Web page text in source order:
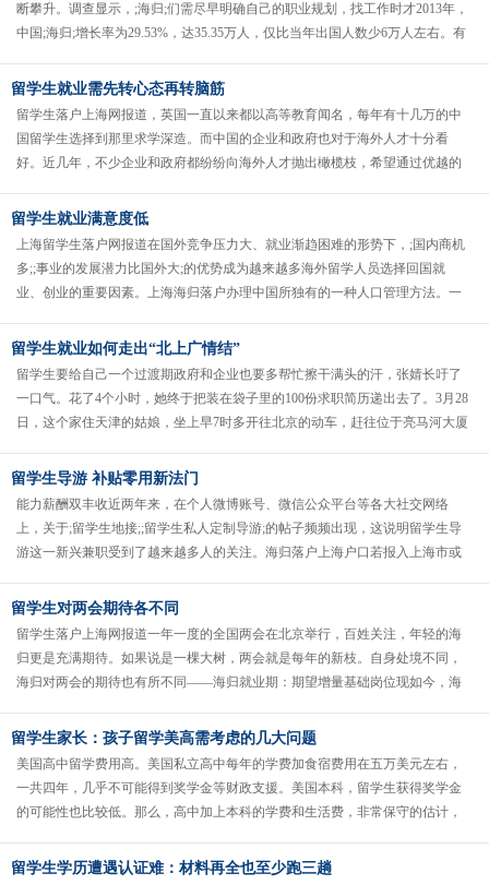
断攀升。调查显示，;海归;们需尽早明确自己的职业规划，找工作时才2013年，
中国;海归;增长率为29.53%，达35.35万人，仅比当年出国人数少6万人左右。有
留学生就业需先转心态再转脑筋
留学生落户上海网报道，英国一直以来都以高等教育闻名，每年有十几万的中
国留学生选择到那里求学深造。而中国的企业和政府也对于海外人才十分看
好。近几年，不少企业和政府都纷纷向海外人才抛出橄榄枝，希望通过优越的
留学生就业满意度低
上海留学生落户网报道在国外竞争压力大、就业渐趋困难的形势下，;国内商机
多;;事业的发展潜力比国外大;的优势成为越来越多海外留学人员选择回国就
业、创业的重要因素。上海海归落户办理中国所独有的一种人口管理方法。一
留学生就业如何走出“北上广情结”
留学生要给自己一个过渡期政府和企业也要多帮忙擦干满头的汗，张婧长吁了
一口气。花了4个小时，她终于把装在袋子里的100份求职简历递出去了。3月28
日，这个家住天津的姑娘，坐上早7时多开往北京的动车，赶往位于亮马河大厦
留学生导游 补贴零用新法门
能力薪酬双丰收近两年来，在个人微博账号、微信公众平台等各大社交网络
上，关于;留学生地接;;留学生私人定制导游;的帖子频频出现，这说明留学生导
游这一新兴兼职受到了越来越多人的关注。海归落户上海户口若报入上海市或
留学生对两会期待各不同
留学生落户上海网报道一年一度的全国两会在北京举行，百姓关注，年轻的海
归更是充满期待。如果说是一棵大树，两会就是每年的新枝。自身处境不同，
海归对两会的期待也有所不同——海归就业期：期望增量基础岗位现如今，海
留学生家长：孩子留学美高需考虑的几大问题
美国高中留学费用高。美国私立高中每年的学费加食宿费用在五万美元左右，
一共四年，几乎不可能得到奖学金等财政支援。美国本科，留学生获得奖学金
的可能性也比较低。那么，高中加上本科的学费和生活费，非常保守的估计，
留学生学历遭遇认证难：材料再全也至少跑三趟